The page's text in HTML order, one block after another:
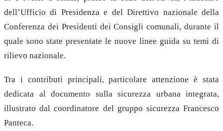
dell’Ufficio di Presidenza e del Direttivo nazionale della
Conferenza dei Presidenti dei Consigli comunali, durante il
quale sono state presentate le nuove linee guida su temi di
rilievo nazionale.
Tra i contributi principali, particolare attenzione è stata
dedicata al documento sulla sicurezza urbana integrata,
illustrato dal coordinatore del gruppo sicurezza Francesco
Panteca.